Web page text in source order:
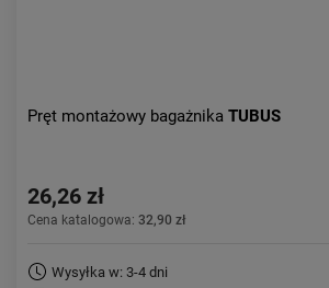
Pręt montażowy bagażnika TUBUS
26,26 zł
Cena katalogowa: 32,90 zł
Wysyłka w: 3-4 dni